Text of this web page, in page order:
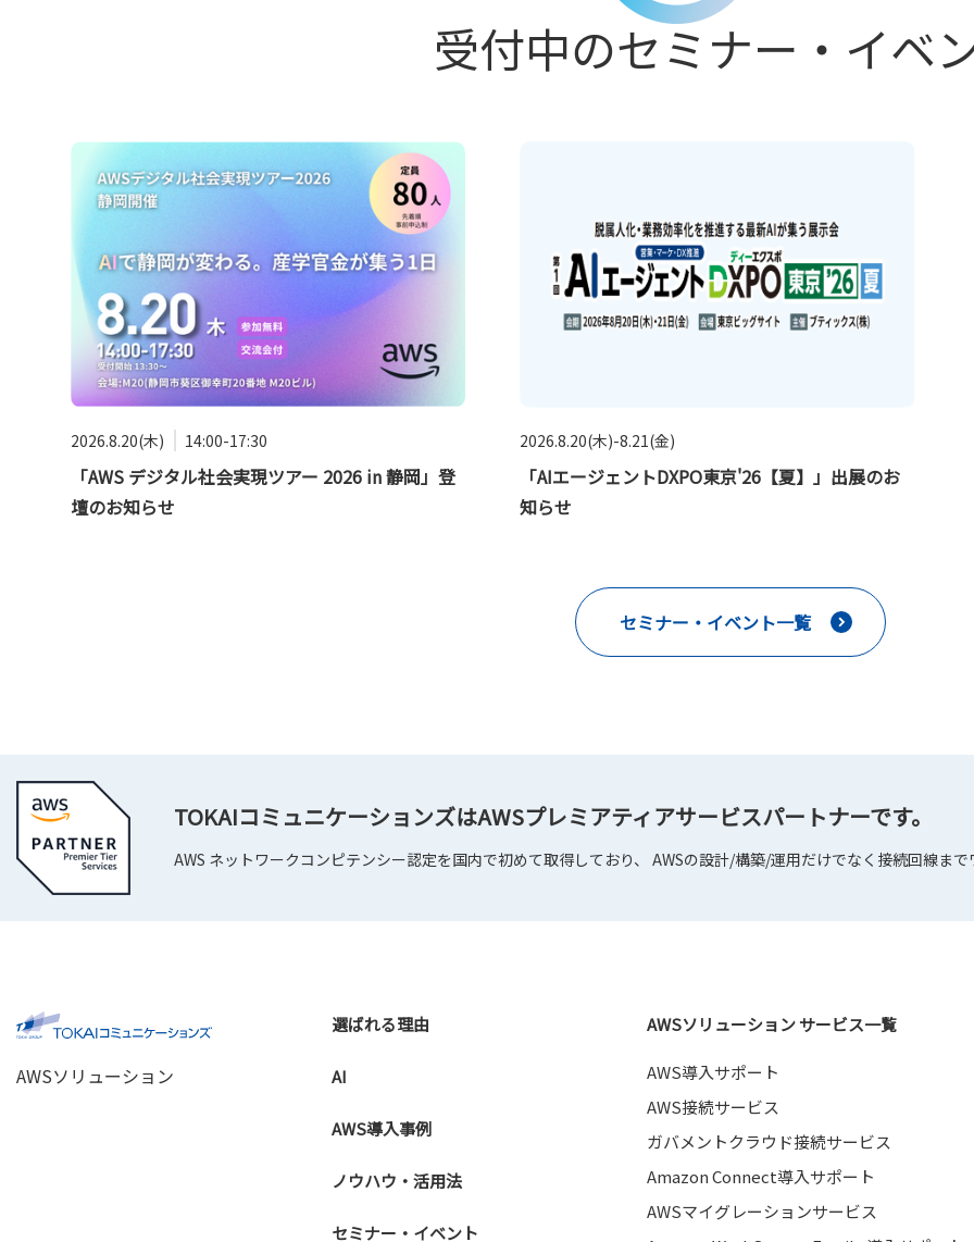
受付中のセミナー・イベ
2026.8.20(木) 14:00-17:30
「AWS デジタル社会実現ツアー 2026 in 静岡」登
壇のお知らせ
2026.8.20(木)-8.21(金)
「AIエージェントDXPO東京'26【夏】」出展のお
知らせ
セミナー・イベント一覧
TOKAIコミュニケーションズはAWSプレミアティアサービスパートナーです。
AWS ネットワークコンピテンシー認定を国内で初めて取得しており、 AWSの設計/構築/運用だけでなく接続回線ま
AWSソリューション
選ばれる理由
AI
AWS導入事例
ノウハウ・活用法
セミナー・イベント
AWSソリューション サービス一覧
AWS導入サポート
AWS接続サービス
ガバメントクラウド接続サービス
Amazon Connect導入サポート
AWSマイグレーションサービス